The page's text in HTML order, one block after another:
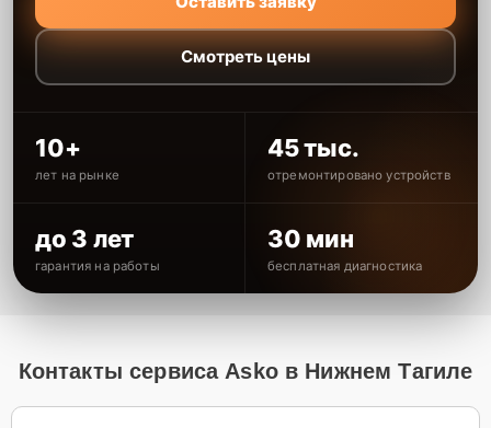
Смотреть цены
10+
лет на рынке
45 тыс.
отремонтировано устройств
до 3 лет
гарантия на работы
30 мин
бесплатная диагностика
Контакты сервиса Asko в Нижнем Тагиле